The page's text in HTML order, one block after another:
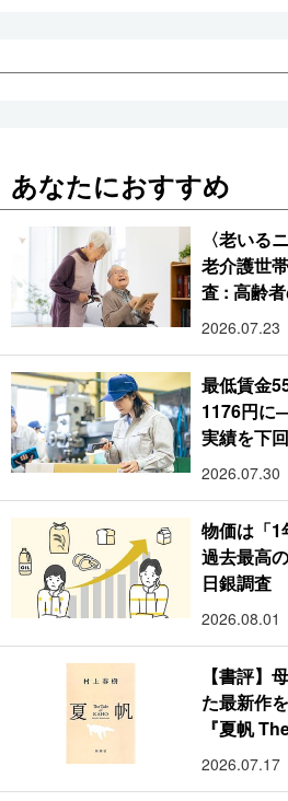
あなたにおすすめ
〈老いる
老介護世
査 : 高齢
2026.07.23
最低賃金
1176円に
実績を下
2026.07.30
物価は「1
過去最高
日銀調査
2026.08.01
【書評】
た最新作
『夏帆
2026.07.17